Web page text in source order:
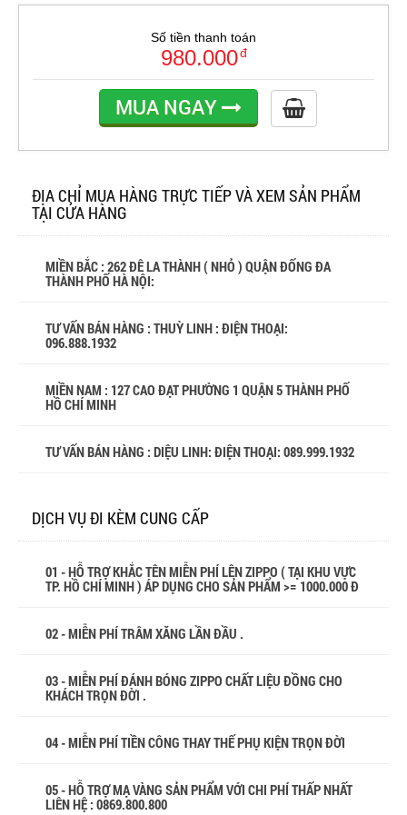
Số tiền thanh toán
980.000đ
MUA NGAY
ĐỊA CHỈ MUA HÀNG TRỰC TIẾP VÀ XEM SẢN PHẨM
TẠI CỬA HÀNG
MIỀN BẮC : 262 ĐÊ LA THÀNH ( NHỎ ) QUẬN ĐỐNG ĐA
THÀNH PHỐ HÀ NỘI:
TƯ VẤN BÁN HÀNG : THUỲ LINH : ĐIỆN THOẠI:
096.888.1932
MIỀN NAM : 127 CAO ĐẠT PHƯỜNG 1 QUẬN 5 THÀNH PHỐ
HỒ CHÍ MINH
TƯ VẤN BÁN HÀNG : DIỆU LINH: ĐIỆN THOẠI: 089.999.1932
DỊCH VỤ ĐI KÈM CUNG CẤP
01 - HỖ TRỢ KHẮC TÊN MIỄN PHÍ LÊN ZIPPO ( TẠI KHU VỰC
TP. HỒ CHÍ MINH ) ÁP DỤNG CHO SẢN PHẨM >= 1000.000 Đ
02 - MIỄN PHÍ TRÂM XĂNG LẦN ĐẦU .
03 - MIỄN PHÍ ĐÁNH BÓNG ZIPPO CHẤT LIỆU ĐỒNG CHO
KHÁCH TRỌN ĐỜI .
04 - MIỄN PHÍ TIỀN CÔNG THAY THẾ PHỤ KIỆN TRỌN ĐỜI
05 - HỖ TRỢ MẠ VÀNG SẢN PHẨM VỚI CHI PHÍ THẤP NHẤT
LIÊN HỆ : 0869.800.800